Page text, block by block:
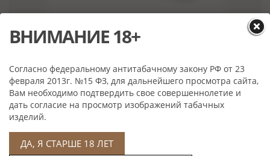
Цена: 12 500 руб
Выбрать
Характеристики
ВНИМАНИЕ 18+
Согласно федеральному антитабачному закону РФ от 23
февраля 2013г. №15 ФЗ, для дальнейшего просмотра сайта,
Вам необходимо подтвердить свое совершеннолетие и
дать согласие на просмотр изображений табачных
изделий.
ДА, Я СТАРШЕ 18 ЛЕТ